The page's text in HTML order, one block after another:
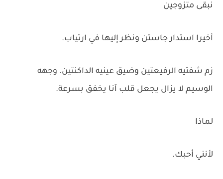
نبقى متزوجين
أخيرا استدار جاستن ونظر إليها في ارتياب.
زم شفتيه الرفيعتين وضيق عينيه الداكنتين. وجهه
الوسيم لا يزال يجعل قلب آنا يخفق بسرعة.
لماذا
لأنني أحبك.